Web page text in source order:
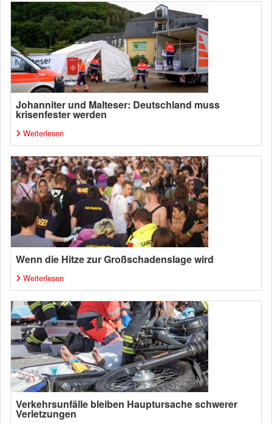
Johanniter und Malteser: Deutschland muss
krisenfester werden
Weiterlesen
Wenn die Hitze zur Großschadenslage wird
Weiterlesen
Verkehrsunfälle bleiben Hauptursache schwerer
Verletzungen